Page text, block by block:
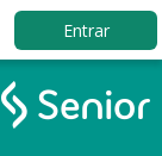
Entrar